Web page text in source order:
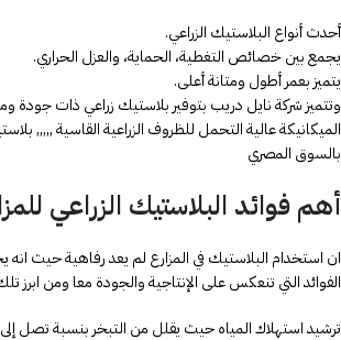
أحدث أنواع البلاستيك الزراعي.
يجمع بين خصائص التغطية، الحماية، والعزل الحراري.
يتميز بعمر أطول ومتانة أعلى.
وتتميز شركة نايل دريب بتوفير بلاستيك زراعي ذات جودة
الميكانيكة عالية التحمل للظروف الزراعية القاسية ,,,,,
بالسوق المصري
أهم فوائد البلاستيك الزراعي
ان استخدام البلاستيك في المزارع لم يعد رفاهية حيث
الفوائد التي تنعكس على الإنتاجية والجودة معا ومن ابرز